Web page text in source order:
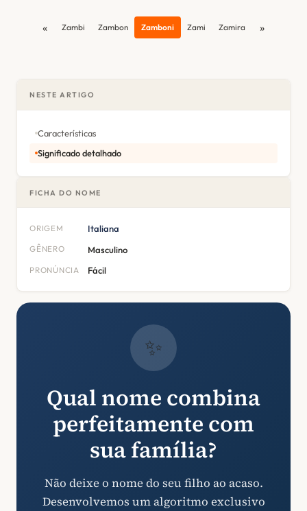
« Zambi Zambon Zamboni Zami Zamira »
NESTE ARTIGO
Características
Significado detalhado
FICHA DO NOME
ORIGEM Italiana
GÊNERO Masculino
PRONÚNCIA Fácil
✨
Qual nome combina
perfeitamente com
sua família?
Não deixe o nome do seu filho ao acaso.
Desenvolvemos um algoritmo exclusivo